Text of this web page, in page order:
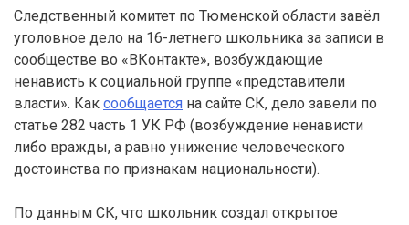
Следственный комитет по Тюменской области завёл
уголовное дело на 16-летнего школьника за записи в
сообществе во «ВКонтакте», возбуждающие
ненависть к социальной группе «представители
власти». Как сообщается на сайте СК, дело завели по
статье 282 часть 1 УК РФ (возбуждение ненависти
либо вражды, а равно унижение человеческого
достоинства по признакам национальности).
По данным СК, что школьник создал открытое